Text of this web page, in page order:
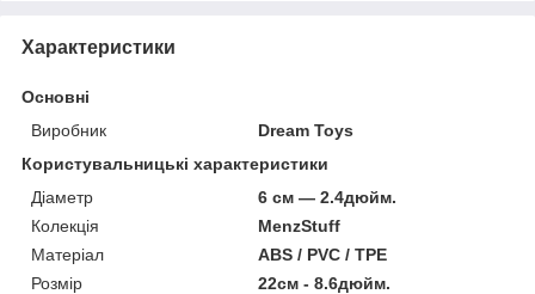
Характеристики
Основні
Виробник
Dream Toys
Користувальницькі характеристики
Діаметр
6 см — 2.4дюйм.
Колекція
MenzStuff
Матеріал
ABS / PVC / TPE
Розмір
22см - 8.6дюйм.